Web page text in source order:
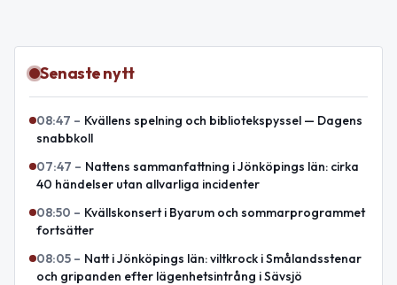
Senaste nytt
08:47 – Kvällens spelning och bibliotekspyssel — Dagens
snabbkoll
07:47 – Nattens sammanfattning i Jönköpings län: cirka
40 händelser utan allvarliga incidenter
08:50 – Kvällskonsert i Byarum och sommarprogrammet
fortsätter
08:05 – Natt i Jönköpings län: viltkrock i Smålandsstenar
och gripanden efter lägenhetsintrång i Sävsjö